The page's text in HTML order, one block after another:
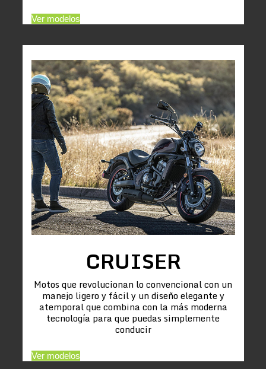
Ver modelos
CRUISER
Motos que revolucionan lo convencional con un
manejo ligero y fácil y un diseño elegante y
atemporal que combina con la más moderna
tecnología para que puedas simplemente
conducir
Ver modelos